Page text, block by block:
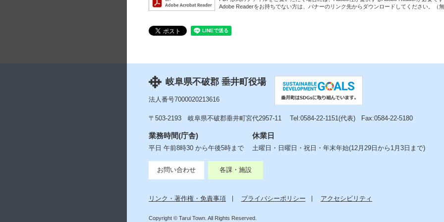
Adobe Readerをお持ちでない方は、バナーのリンク先からダウンロードしてください。（
岐阜県不破郡 垂井町役場
法人番号7000020213616
〒503-2193 岐阜県不破郡垂井町宮代2957-11 Tel:0584-22-1151(代表) Fax:0584-22-5180
業務時間(庁舎)
平日 午前8時30 から午後5時まで
休業日
土曜日・日曜日・祝日・年末年始(12月29日から1月3日まで)
お問い合わせ 各課・施設
リンク・著作権・免責事項 プライバシーポリシー アクセシビリティ
Copyright © Tarui Town. All Rights Reserved.